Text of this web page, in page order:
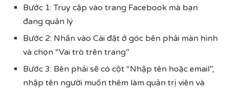
Bước 1: Truy cập vào trang Facebook mà bạn
đang quản lý
Bước 2: Nhấn vào Cài đặt ở góc bên phải màn hình
và chọn “Vai trò trên trang”
Bước 3: Bên phải sẽ có cột “Nhập tên hoặc email”,
nhập tên người muốn thêm làm quản trị viên và